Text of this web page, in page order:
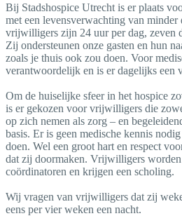
Bij Stadshospice Utrecht is er plaats
met een levensverwachting van minder
vrijwilligers zijn 24 uur per dag, zeven
Zij ondersteunen onze gasten en hun
zoals je thuis ook zou doen. Voor
verantwoordelijk en is er dagelijks een
Om de huiselijke sfeer in het hospice
is er gekozen voor vrijwilligers die
op zich nemen als zorg – en
basis. Er is geen medische kennis
doen. Wel een groot hart en respect
dat zij doormaken. Vrijwilligers
coördinatoren en krijgen een scholing.
Wij vragen van vrijwilligers dat zij
eens per vier weken een nacht.